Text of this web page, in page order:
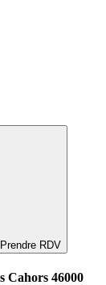
Prendre RDV
Cahors 46000